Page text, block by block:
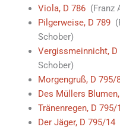
Viola, D 786(Franz
Pilgerweise, D 789
Schober)
Vergissmeinnicht, D
Schober)
Morgengruß, D 795/
Des Müllers
Tränenregen, D 795/
Der Jäger, D 795/14